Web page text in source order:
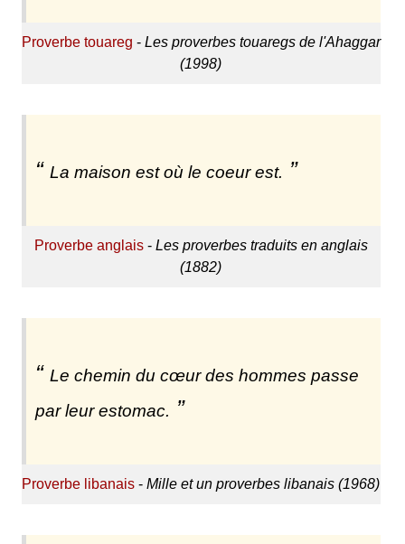
Proverbe touareg - Les proverbes touaregs de l'Ahaggar
(1998)
La maison est où le coeur est.
Proverbe anglais- Les proverbes traduits en anglais
(1882)
Le chemin du cœur des hommes passe
par leur estomac.
Proverbe libanais -Mille et un proverbes libanais (1968)